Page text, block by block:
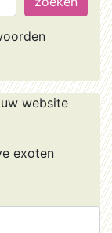
website
exoten